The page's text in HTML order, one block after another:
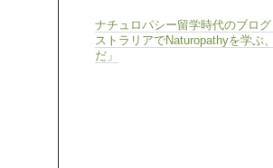
ナチュロパシー留学時代のブログ
ストラリアでNaturopathyを学ぶ
だ」